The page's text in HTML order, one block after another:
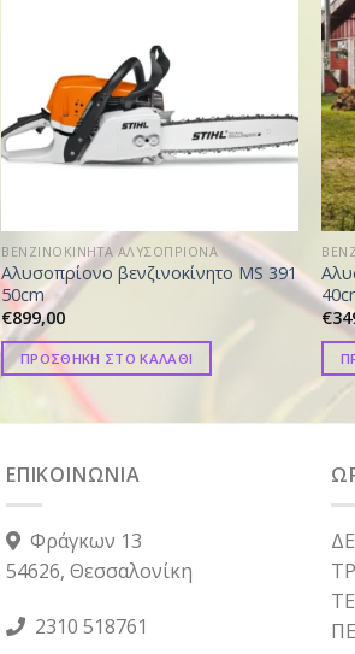
ΒΕΝΖΙΝΟΚΙΝΗΤΑ ΑΛΥΣΟΠΡΙΟΝΑ
Αλυσοπρίονο βενζινοκίνητο MS 391
50cm
€899,00
ΠΡΟΣΘΗΚΗ ΣΤΟ ΚΑΛΑΘΙ
€
ΕΠΙΚΟΙΝΩΝΙΑ
Φράγκων 13
54626, Θεσσαλονίκη
2310 518761